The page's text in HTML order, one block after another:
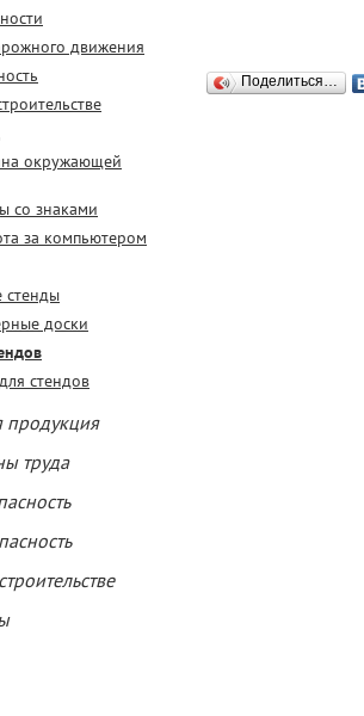
движения
окружающей
со знаками
за компьютером
стенды
доски
стендов
продукция
труда
Поделиться…